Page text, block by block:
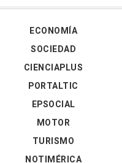
ECONOMÍA
SOCIEDAD
CIENCIAPLUS
PORTALTIC
EPSOCIAL
MOTOR
TURISMO
NOTIMÉRICA